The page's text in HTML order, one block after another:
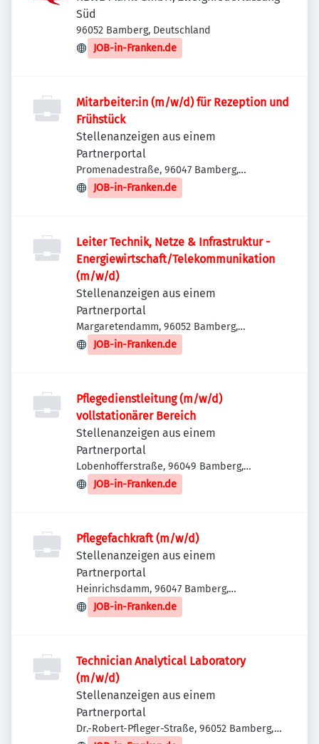
Süd
96052 Bamberg, Deutschland
JOB-in-Franken.de
Mitarbeiter:in (m/w/d) für Rezeption und
Frühstück
Stellenanzeigen aus einem
Partnerportal
Promenadestraße, 96047 Bamberg,
Deutschland
JOB-in-Franken.de
Leiter Technik, Netze & Infrastruktur -
Energiewirtschaft/Telekommunikation
(m/w/d)
Stellenanzeigen aus einem
Partnerportal
Margaretendamm, 96052 Bamberg,
Deutschland
JOB-in-Franken.de
Pflegedienstleitung (m/w/d)
vollstationärer Bereich
Stellenanzeigen aus einem
Partnerportal
Lobenhofferstraße, 96049 Bamberg,
Deutschland
JOB-in-Franken.de
Pflegefachkraft (m/w/d)
Stellenanzeigen aus einem
Partnerportal
Heinrichsdamm, 96047 Bamberg,
Deutschland
JOB-in-Franken.de
Technician Analytical Laboratory
(m/w/d)
Stellenanzeigen aus einem
Partnerportal
Dr.-Robert-Pfleger-Straße, 96052 Bamberg,